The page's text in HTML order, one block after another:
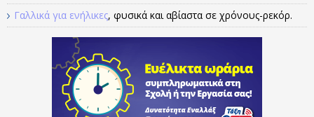
Γαλλικά για ενήλικες, φυσικά και αβίαστα σε χρόνους-ρεκόρ.